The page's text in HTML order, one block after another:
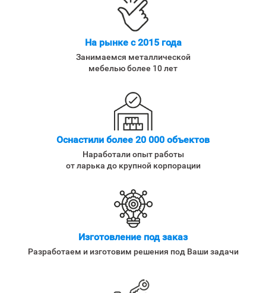
На рынке с 2015 года
Занимаемся металлической
мебелью более 10 лет
Оснастили более 20 000 объектов
Наработали опыт работы
от ларька до крупной корпорации
Изготовление под заказ
Разработаем и изготовим решения под Ваши задачи